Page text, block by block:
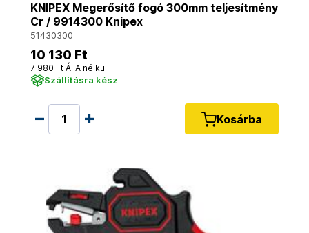
KNIPEX Megerősítő fogó 300mm teljesítmény
Cr / 9914300 Knipex
51430300
10 130 Ft
7 980 Ft ÁFA nélkül
Szállításra kész
Kosárba